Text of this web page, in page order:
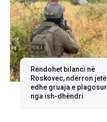
Rëndohet bilanci në
Roskovec, ndërron jetë
edhe gruaja e plagosur
nga ish-dhëndri